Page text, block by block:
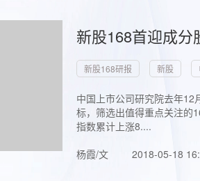
新股168首迎成
新股168研报 新股
中国上市公司研究院去年
标，筛选出值得重点关注的
指数累计上涨8....
杨霞/文
2018-05-18